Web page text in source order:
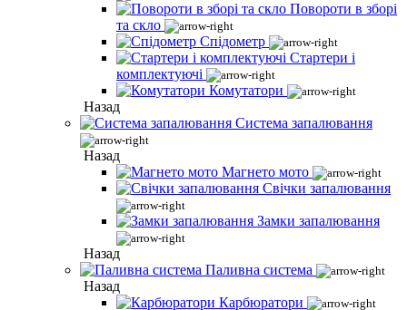
Повороти в зборі
та скло
Спідометр
Стартери і
комплектуючі
Комутатори
Назад
Система запалювання
Назад
Магнето мото
Свічки запалювання
Замки запалювання
Назад
Паливна система
Назад
Карбюратори